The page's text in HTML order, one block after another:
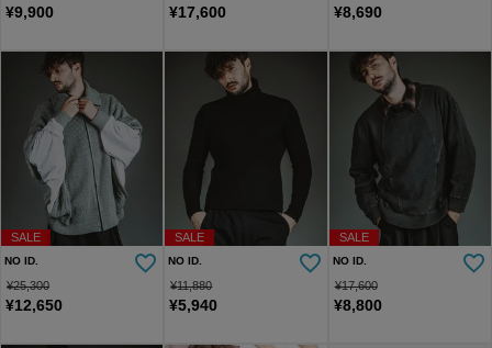
¥9,900 ¥17,600 ¥8,690
SALE
NO ID.
¥25,300
¥12,650
SALE
NO ID.
¥11,880
¥5,940
SALE
NO ID.
¥17,600
¥8,800